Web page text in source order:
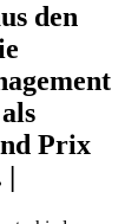
den
Prix